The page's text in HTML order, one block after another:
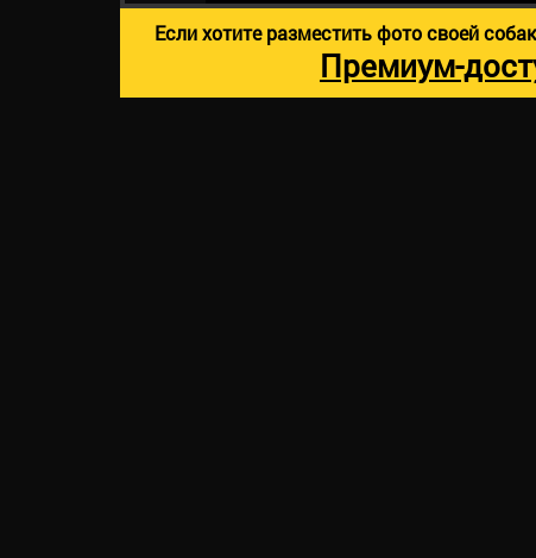
Если хотите разместить фото своей
Премиум-